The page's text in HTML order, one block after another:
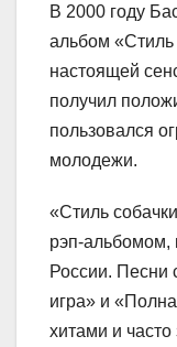
В 2000 году
альбом «Стиль
настоящей
получил
пользовался
молодежи.
«Стиль
рэп-альбомом,
России. Песни
игра» и
хитами и